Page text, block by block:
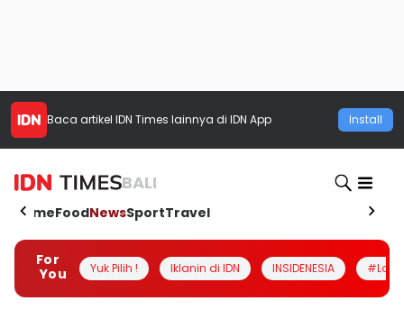
Baca artikel IDN Times lainnya di IDN App Install
BALI
HomeFoodNewsSportTravel
For
You
Yuk Pilih ! Iklanin di IDN INSIDENESIA